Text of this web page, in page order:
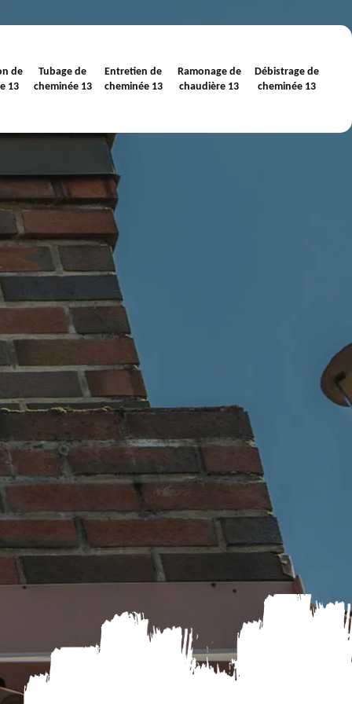
de
13
Tubage de
cheminée 13
Entretien de
cheminée 13
Ramonage de
chaudière 13
Débistrage de
cheminée 13